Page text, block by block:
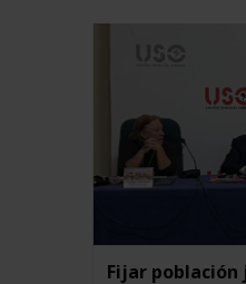
Fijar